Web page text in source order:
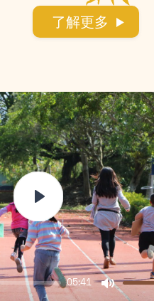
05:41
Play